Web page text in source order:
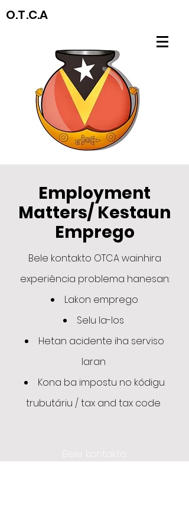
O.T.C.A
Employment
Matters/ Kestaun
Emprego
Bele kontakto OTCA wainhira
experiência problema hanesan:
Lakon emprego
Selu la-los
Hetan acidente iha serviso
laran
Kona ba impostu no kódigu
trubutáriu / tax and tax code
Bele kontakto: